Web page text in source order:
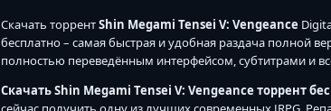
Скачать торрентShin Megami Tensei V: Vengeance
бесплатно – самая быстрая и удобная раздача полной
полностью переведённым интерфейсом, субтитрами и
Скачать Shin Megami Tensei V: Vengeance торрент